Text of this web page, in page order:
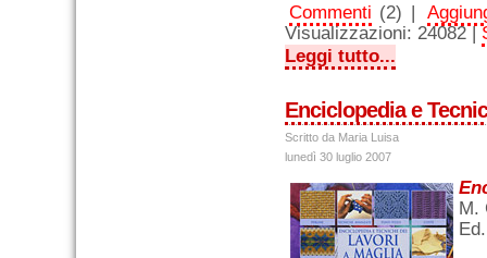
Commenti (2) |
Visualizzazioni: 24082 |
Leggi tutto...
Enciclopedia e
Scritto da Maria Luisa
lunedì 30 luglio 2007
M.